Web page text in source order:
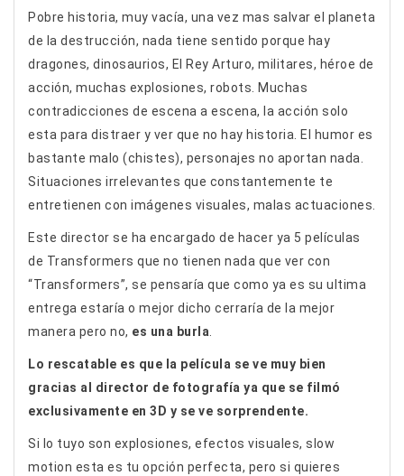
Pobre historia, muy vacía, una vez mas salvar el planeta
de la destrucción, nada tiene sentido porque hay
dragones, dinosaurios, El Rey Arturo, militares, héroe de
acción, muchas explosiones, robots. Muchas
contradicciones de escena a escena, la acción solo
esta para distraer y ver que no hay historia. El humor es
bastante malo (chistes), personajes no aportan nada.
Situaciones irrelevantes que constantemente te
entretienen con imágenes visuales, malas actuaciones.
Este director se ha encargado de hacer ya 5 películas
de Transformers que no tienen nada que ver con
“Transformers”, se pensaría que como ya es su ultima
entrega estaría o mejor dicho cerraría de la mejor
manera pero no, es una burla
Lo rescatable es que la película se ve muy bien
gracias al director de fotografía ya que se filmó
exclusivamente en 3D y se ve sorprendente.
Si lo tuyo son explosiones, efectos visuales, slow
motion esta es tu opción perfecta, pero si quieres